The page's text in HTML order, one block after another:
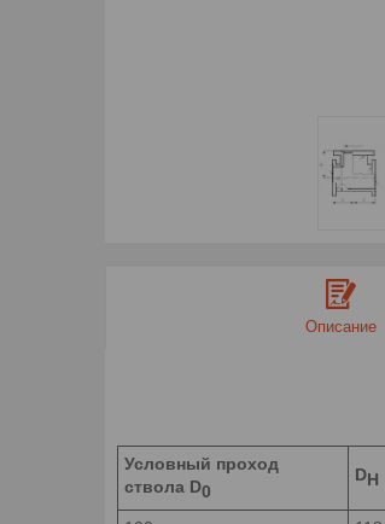
Описание
Условный проход
ствола D0
DH